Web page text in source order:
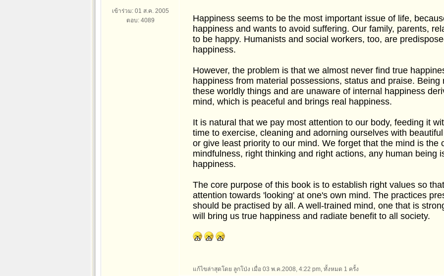
เข้าร่วม: 01 ส.ค. 2005
ตอบ: 4089
Happiness seems to be the most important issue of life,
happiness and wants to avoid suffering. Our family, parents,
to be happy. Humanists and social workers, too, are
happiness.
However, the problem is that we almost never find true
happiness from material possessions, status and praise. Being
these worldly things and are unaware of internal happiness
mind, which is peaceful and brings real happiness.
It is natural that we pay most attention to our body, feeding it
time to exercise, cleaning and adorning ourselves with
or give least priority to our mind. We forget that the mind is the
mindfulness, right thinking and right actions, any human being
happiness.
The core purpose of this book is to establish right values so
attention towards 'looking' at one's own mind. The practices
should be practised by all. A well-trained mind, one that is
will bring us true happiness and radiate benefit to all society.
แก้ไขล่าสุดโดย ลูกโป่ง เมื่อ 03 พ.ค.2008, 4:22 pm, ทั้งหมด 1 ครั้ง